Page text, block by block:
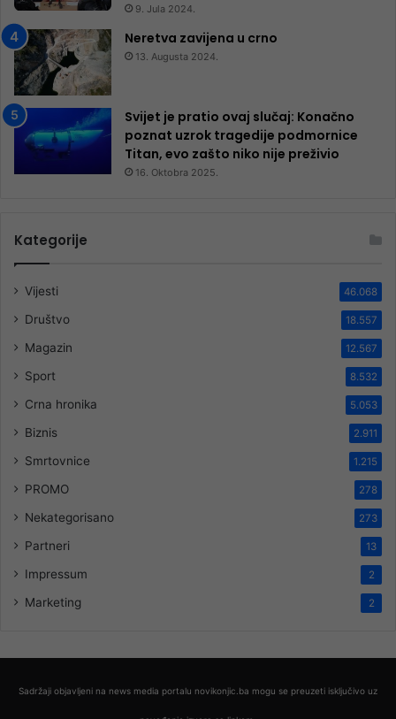
9. Jula 2024.
Neretva zavijena u crno
13. Augusta 2024.
Svijet je pratio ovaj slučaj: Konačno
poznat uzrok tragedije podmornice
Titan, evo zašto niko nije preživio
16. Oktobra 2025.
Kategorije
Vijesti 46.068
Društvo 18.557
Magazin 12.567
Sport 8.532
Crna hronika 5.053
Biznis 2.911
Smrtovnice 1.215
PROMO 278
Nekategorisano 273
Partneri 13
Impressum 2
Marketing 2
Sadržaji objavljeni na news media portalu novikonjic.ba mogu se preuzeti isključivo uz